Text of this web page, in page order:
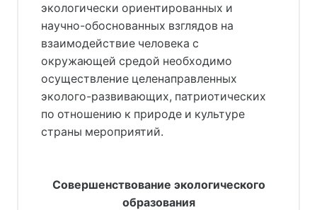
экологически ориентированных и
научно-обоснованных взглядов на
взаимодействие человека с
окружающей средой необходимо
осуществление целенаправленных
эколого-развивающих, патриотических
по отношению к природе и культуре
страны мероприятий.
Совершенствование экологического
образования